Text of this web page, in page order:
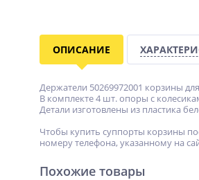
ОПИСАНИЕ
Держатели 50269972001 корзины
В комплекте 4 шт. опоры с
Детали изготовлены из пластика
Чтобы купить суппорты корзины
номеру телефона, указанному на
Похожие товары